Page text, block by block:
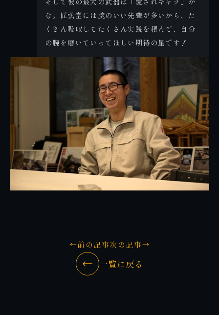
な。匠弘堂には腕のいい先輩が多いから、た
くさん吸収してたくさん実践を積んで、自分
の腕を磨いていってほしい期待の星です！
前の記事次の記事
一覧に戻る